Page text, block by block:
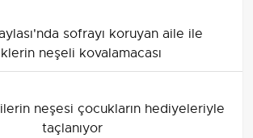
sofrayı koruyan aile ile
neşeli kovalamacası
neşesi çocukların hediyeleriyle
taçlanıyor